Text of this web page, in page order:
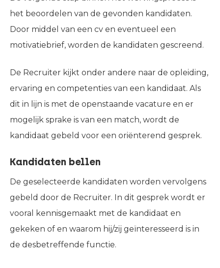
het beoordelen van de gevonden kandidaten.
Door middel van een cv en eventueel een
motivatiebrief, worden de kandidaten gescreend.
De Recruiter kijkt onder andere naar de opleiding,
ervaring en competenties van een kandidaat. Als
dit in lijn is met de openstaande vacature en er
mogelijk sprake is van een match, wordt de
kandidaat gebeld voor een oriënterend gesprek.
Kandidaten bellen
De geselecteerde kandidaten worden vervolgens
gebeld door de Recruiter. In dit gesprek wordt er
vooral kennisgemaakt met de kandidaat en
gekeken of en waarom hij/zij geïnteresseerd is in
de desbetreffende functie.